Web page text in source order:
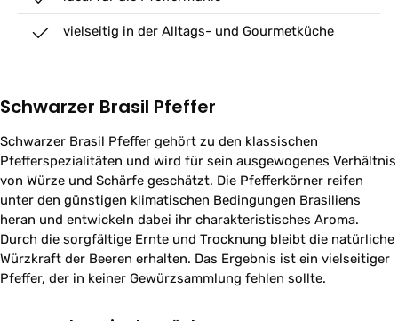
vielseitig in der Alltags- und Gourmetküche
Schwarzer Brasil Pfeffer
Schwarzer Brasil Pfeffer gehört zu den klassischen
Pfefferspezialitäten und wird für sein ausgewogenes Verhältnis
von Würze und Schärfe geschätzt. Die Pfefferkörner reifen
unter den günstigen klimatischen Bedingungen Brasiliens
heran und entwickeln dabei ihr charakteristisches Aroma.
Durch die sorgfältige Ernte und Trocknung bleibt die natürliche
Würzkraft der Beeren erhalten. Das Ergebnis ist ein vielseitiger
Pfeffer, der in keiner Gewürzsammlung fehlen sollte.